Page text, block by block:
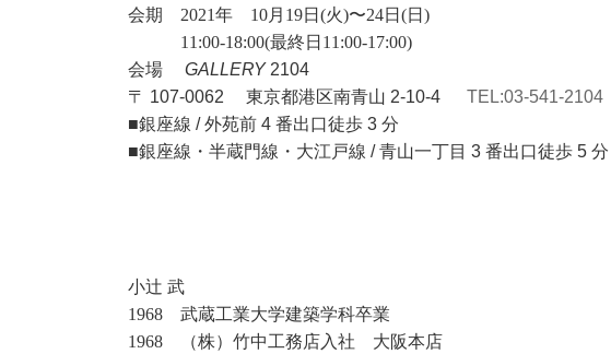
会期 2021年 10月19日(火)〜24日(日)
11:00-18:00(最終日11:00-17:00)
会場
GALLERY 2104
〒 107-0062 東京都港区南青山 2-10-4
TEL:03-541-2104
■銀座線 / 外苑前 4 番出口徒歩 3 分
■銀座線・半蔵門線・大江戸線 / 青山一丁目 3 番出口徒歩 5 分
小辻 武
1968 武蔵工業大学建築学科卒業
1968 （株）竹中工務店入社 大阪本店